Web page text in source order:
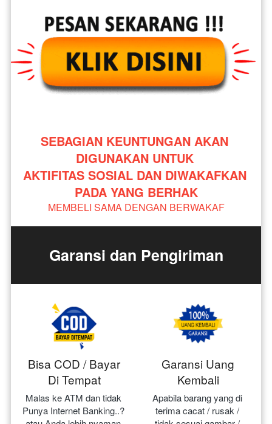
SEBAGIAN KEUNTUNGAN AKAN
DIGUNAKAN UNTUK
AKTIFITAS SOSIAL DAN DIWAKAFKAN
PADA YANG BERHAK
MEMBELI SAMA DENGAN BERWAKAF
Garansi dan Pengiriman
Bisa COD / Bayar
Di Tempat
Malas ke ATM dan tidak
Punya Internet Banking..?
Garansi Uang
Kembali
Apabila barang yang di
terima cacat / rusak /